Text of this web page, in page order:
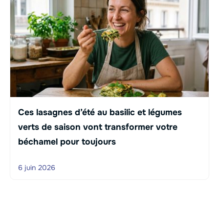
Ces lasagnes d’été au basilic et légumes
verts de saison vont transformer votre
béchamel pour toujours
6 juin 2026